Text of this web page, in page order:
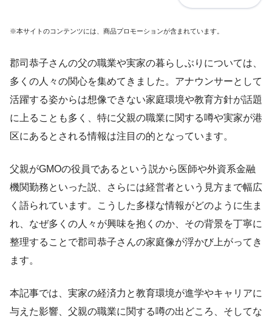
※本サイトのコンテンツには、商品プロモーションが含まれています。
郡司恭子さんの父の職業や実家の暮らしぶりについては、
多くの人々の関心を集めてきました。アナウンサーとして
活躍する姿からは想像できない家庭環境や教育方針が話題
に上ることも多く、特に父親の職業に関する噂や実家が港
区にあるとされる情報は注目の的となっています。
父親がGMOの役員であるという説から医師や外資系金融
機関勤務といった説、さらには経営者という見方まで幅広
く語られています。こうした多様な情報がどのように生ま
れ、なぜ多くの人々が興味を抱くのか、その背景を丁寧に
整理することで郡司恭子さんの家庭像が浮かび上がってき
ます。
本記事では、実家の経済力と教育環境が進学やキャリアに
与えた影響、父親の職業に関する噂の出どころ、そしてな